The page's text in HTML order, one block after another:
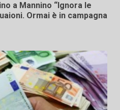
a Mannino “Ignora le
Ormai è in campagna